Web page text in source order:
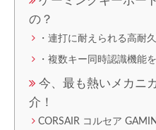
の？
・連打に耐えられる高耐
・複数キー同時認識機能
今、最も熱いメカニ
介！
CORSAIR コルセア